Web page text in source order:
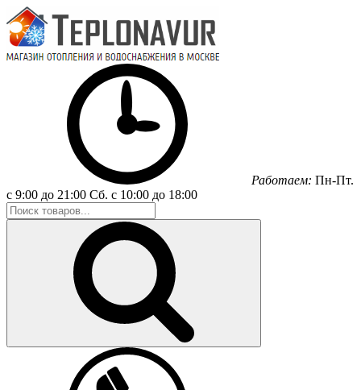
Работаем: Пн-Пт.
с 9:00 до 21:00 Сб. с 10:00 до 18:00